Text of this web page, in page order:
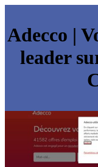
Adecco |
leader